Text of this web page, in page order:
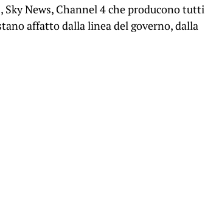
Sky News, Channel 4 che producono tutti
affatto dalla linea del governo, dalla